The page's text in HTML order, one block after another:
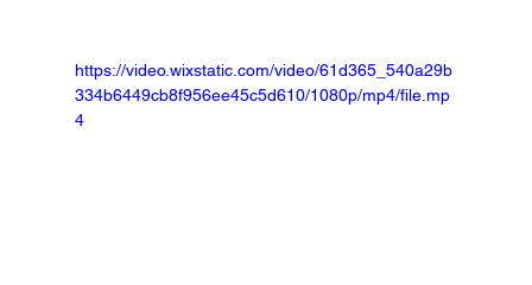
https://video.wixstatic.com/video/61d365_540a29b
334b6449cb8f956ee45c5d610/1080p/mp4/file.mp
4